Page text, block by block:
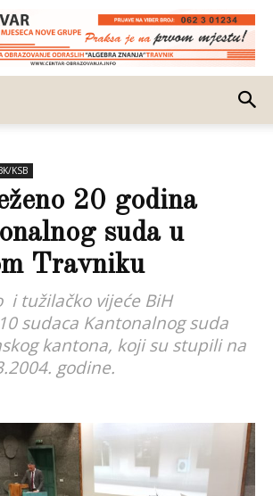
KSB
20 godina
suda u
Travniku
i tužilačko vijeće BiH
sudaca Kantonalnog suda
kantona, koji su stupili na
godine.